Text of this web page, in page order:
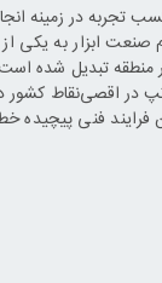
تجربه در زمینه
صنعت ابزار به یکی
اقصی‌نقاط کشور
فرایند فنی پیچیده